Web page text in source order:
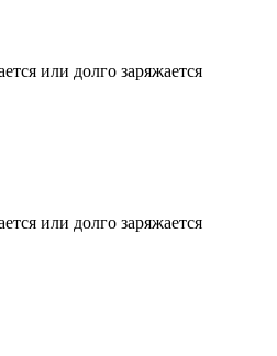
или долго заряжается
или долго заряжается